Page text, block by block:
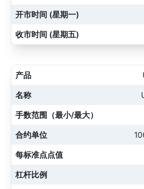
开市时间 (星期一)
收市时间 (星期五)
产品
名称
手数范围（最小/最大）
合约单位
每标准点点值
杠杆比例